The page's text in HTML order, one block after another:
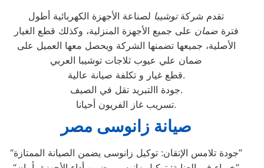
تقدم شركةتوشيبا لصناعة الأجهزة الكهربائية أطول
فترةضمان على جميع الأجهزة المنزلية، وكذلك قطع الغيار
الأصلية، جميعها تضمنها الشركة ويحصل معها العميل على
ضمان علي عيوب ثلاجات توشيبا العربي
قطع غيار و تكلفة صيانة عالية.
جودة االتبريد تقل في الصيف.
تسريب غاز الفريون أحيانا.
صيانة زانوسى مصر
“جودة تلامس الإتقان: توكيل زانوسى يضمن الصيانة الممتازة”